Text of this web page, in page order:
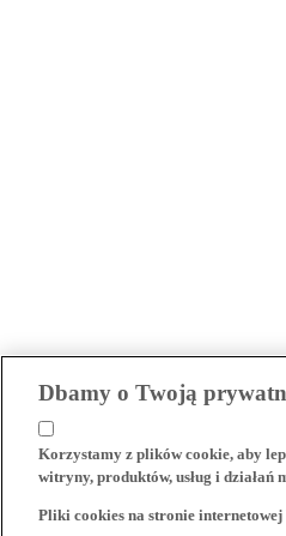
Dbamy o Twoją
Korzystamy z plików cookie, aby
witryny, produktów, usług i działań
Pliki cookies na stronie